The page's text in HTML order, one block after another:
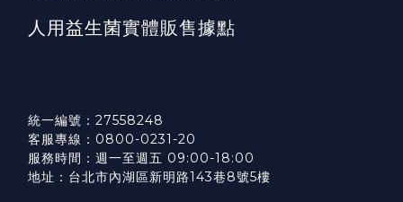
人用益生菌實體販售據點
統一編號：27558248
客服專線：0800-0231-20
服務時間：週一至週五 09:00-18:00
地址：台北市內湖區新明路143巷8號5樓